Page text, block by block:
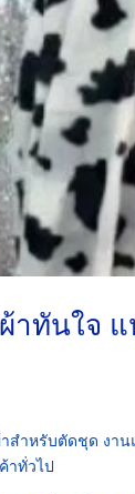
ทันใจ แ
สำหรับตัดชุด งา
าทั่วไป